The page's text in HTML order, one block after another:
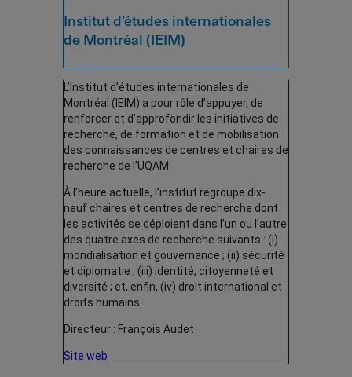
Institut d’études internationales
de Montréal (IEIM)
L’Institut d’études internationales de
Montréal (IEIM) a pour rôle d’appuyer, de
renforcer et d’approfondir les initiatives de
recherche, de formation et de mobilisation
des connaissances de centres et chaires de
recherche de l’UQAM.
À l’heure actuelle, l’institut regroupe dix-
neuf chaires et centres de recherche dont
les activités se déploient dans l’un ou l’autre
des quatre axes de recherche suivants : (i)
mondialisation et gouvernance ; (ii) sécurité
et diplomatie ; (iii) identité, citoyenneté et
diversité ; et, enfin, (iv) droit international et
droits humains.
Directeur : François Audet
Site web